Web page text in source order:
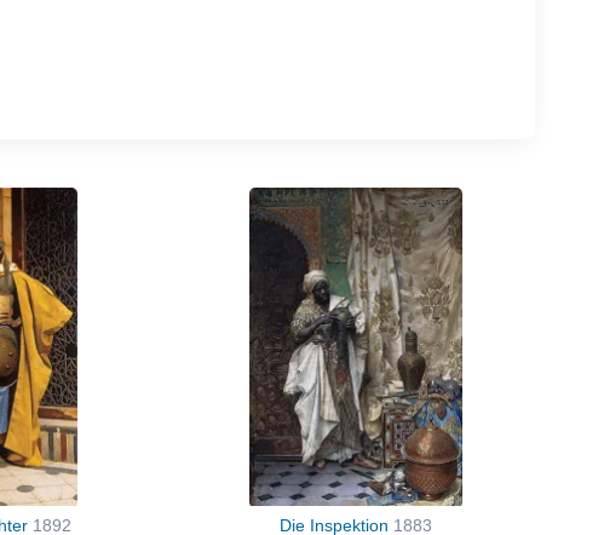
1892 Die Inspektion 1883